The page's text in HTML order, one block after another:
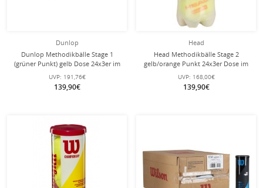
Dunlop
Dunlop Methodikbälle Stage 1
(grüner Punkt) gelb Dose 24x3er im
Karton
UVP: 191,76€
139,90€
Head
Head Methodikbälle Stage 2
gelb/orange Punkt 24x3er Dose im
Karton
UVP: 168,00€
139,90€